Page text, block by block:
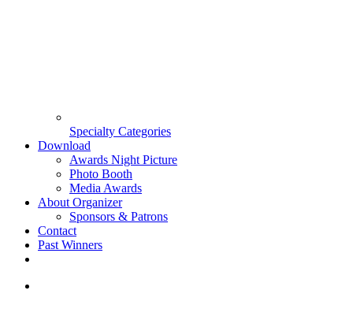
Specialty Categories
Download
Awards Night Picture
Photo Booth
Media Awards
About Organizer
Sponsors & Patrons
Contact
Past Winners